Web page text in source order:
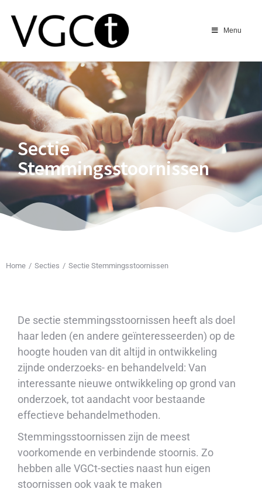
Menu
Sectie
Stemmingsstoornissen
Je bent hier:
Home Secties Sectie Stemmingsstoornissen
De sectie stemmingsstoornissen heeft als doel
haar leden (en andere geïnteresseerden) op de
hoogte houden van dit altijd in ontwikkeling
zijnde onderzoeks- en behandelveld: Van
interessante nieuwe ontwikkeling op grond van
onderzoek, tot aandacht voor bestaande
effectieve behandelmethoden.
Stemmingsstoornissen zijn de meest
voorkomende en verbindende stoornis. Zo
hebben alle VGCt-secties naast hun eigen
stoornissen ook vaak te maken